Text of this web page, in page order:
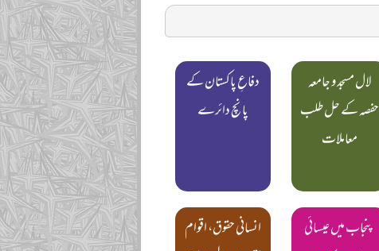
لال مسجد و جامعہ
حفصہ کے حل طلب
معاملات
دفاعِ پاکستان کے
پانچ دائرے
پنجاب میں عیسائی
انسانی حقوق، اقوام